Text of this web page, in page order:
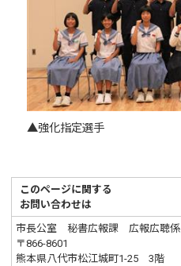
▲強化指定選手
このページに関する
お問い合わせは
市長公室 秘書広報課 広報広聴係
〒866-8601
熊本県八代市松江城町1-25 3階